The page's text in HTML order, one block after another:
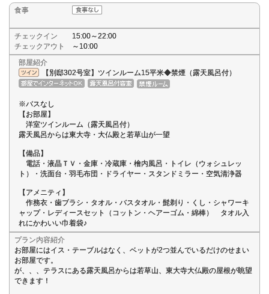
食事
チェックイン
15:00～22:00
チェックアウト
～10:00
部屋紹介
【別邸302号室】ツインルーム15平米◆禁煙（露天風呂付）
※バスなし
【お部屋】
洋室ツインルーム（露天風呂付）
露天風呂からは東大寺・大仏殿と若草山が一望
【備品】
電話・液晶ＴＶ・金庫・冷蔵庫・檜内風呂・トイレ（ウォシュレッ
ト）・洗面台・羽毛布団・ドライヤー・スタンドミラー・空気清浄器
【アメニティ】
作務衣・歯ブラシ・タオル・バスタオル・髭剃り・くし・シャワーキ
ャップ・レディースセット（コットン・ヘアーゴム・綿棒） タオル入
れにかわいい巾着袋♪
プラン内容紹介
お部屋にはイス・テーブルはなく、ベットが2つ並んでいるだけのせまい
お部屋です。
が、、、テラスにある露天風呂からは若草山、東大寺大仏殿の屋根が眺望
できます！